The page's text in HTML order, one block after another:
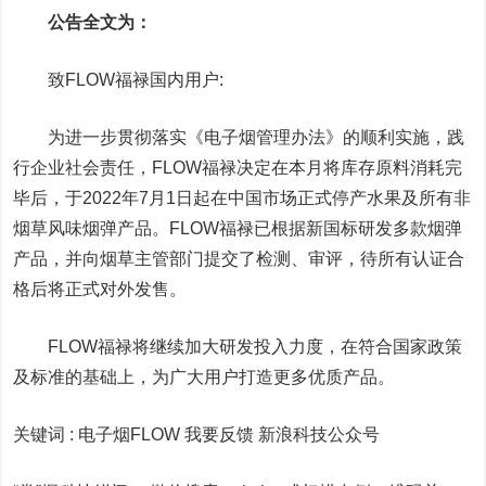
公告全文为：
致FLOW福禄国内用户:
为进一步贯彻落实《电子烟管理办法》的顺利实施，践
行企业社会责任，FLOW福禄决定在本月将库存原料消耗完
毕后，于2022年7月1日起在中国市场正式停产水果及所有非
烟草风味烟弹产品。FLOW福禄已根据新国标研发多款烟弹
产品，并向烟草主管部门提交了检测、审评，待所有认证合
格后将正式对外发售。
FLOW福禄将继续加大研发投入力度，在符合国家政策
及标准的基础上，为广大用户打造更多优质产品。
关键词 : 电子烟FLOW 我要反馈 新浪科技公众号